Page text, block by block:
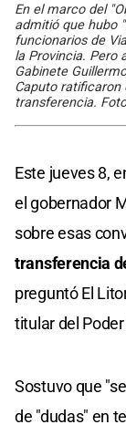
En el marco del
admitió que hubo
funcionarios de
la Provincia. Pero
Gabinete
Caputo ratificaron
transferencia.
Este jueves 8,
el gobernador
sobre esas
transferencia
preguntó El
titular del
Sostuvo que
de "dudas" en